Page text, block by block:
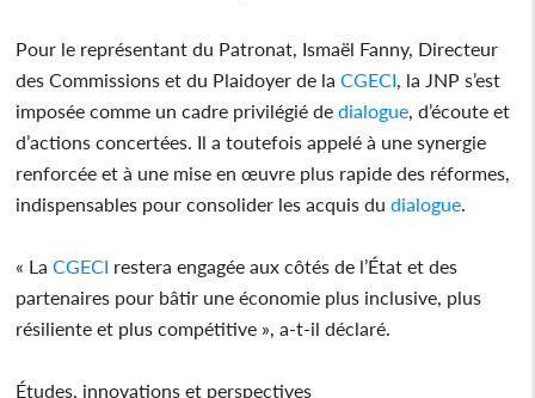
Pour le représentant du Patronat, Ismaël Fanny, Directeur
des Commissions et du Plaidoyer de la CGECI , la JNP s’est
imposée comme un cadre privilégié de dialogue , d’écoute et
d’actions concertées. Il a toutefois appelé à une synergie
renforcée et à une mise en œuvre plus rapide des réformes,
indispensables pour consolider les acquis du dialogue
« La CGECI restera engagée aux côtés de l’État et des
partenaires pour bâtir une économie plus inclusive, plus
résiliente et plus compétitive », a-t-il déclaré.
Études, innovations et perspectives